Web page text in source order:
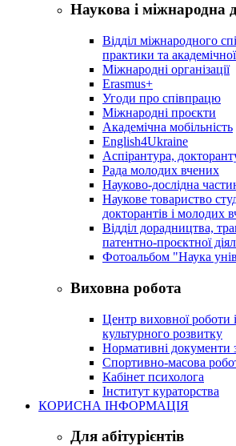
Наукова і міжнародна
Відділ міжнародного
практики та
Міжнародні організації
Erasmus+
Угоди про співпрацю
Міжнародні проєкти
Академічна мобільність
English4Ukraine
Аспірантура,
Рада молодих вчених
Науково-дослідна
Наукове товариство
докторантів і молодих
Відділ дорадництва,
патентно-проєктної
Фотоальбом "Наука
Виховна робота
Центр виховної роботи
культурного розвитку
Нормативні документи
Спортивно-масова
Кабінет психолога
Інститут кураторства
КОРИСНА ІНФОРМАЦІЯ
Для абітурієнтів